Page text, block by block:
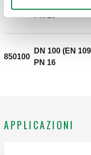
regolazione della
850080
PN 16
850100
DN 100 (EN
PN 16
APPLICAZIONI